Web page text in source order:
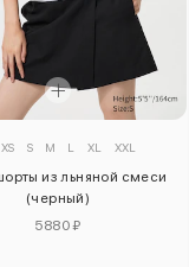
XS S M L XL XXL
из льняной смеси
(черный)
5880 ₽